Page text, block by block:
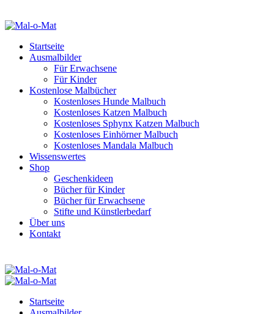
Startseite
Ausmalbilder
Für Erwachsene
Für Kinder
Kostenlose Malbücher
Kostenloses Hunde Malbuch
Kostenloses Katzen Malbuch
Kostenloses Sphynx Katzen Malbuch
Kostenloses Einhörner Malbuch
Kostenloses Mandala Malbuch
Wissenswertes
Shop
Geschenkideen
Bücher für Kinder
Bücher für Erwachsene
Stifte und Künstlerbedarf
Über uns
Kontakt
Startseite